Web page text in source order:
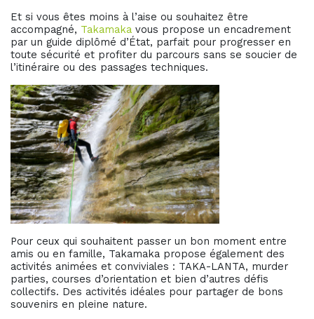
Et si vous êtes moins à l’aise ou souhaitez être
accompagné, Takamaka vous propose un encadrement
par un guide diplômé d’État, parfait pour progresser en
toute sécurité et profiter du parcours sans se soucier de
l’itinéraire ou des passages techniques.
Pour ceux qui souhaitent passer un bon moment entre
amis ou en famille, Takamaka propose également des
activités animées et conviviales : TAKA-LANTA, murder
parties, courses d’orientation et bien d’autres défis
collectifs. Des activités idéales pour partager de bons
souvenirs en pleine nature.